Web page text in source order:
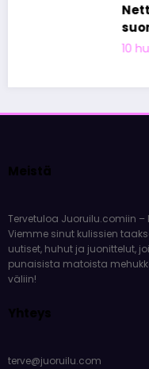
suomalaiset
10 huhtikuun, 2026
Meistä
Tervetuloa Juoruilu.comiin
Viemme sinut kulissien
uutiset, huhut ja juonittelut,
punaisista matoista
väliin!
Yhteys
terve@juoruilu.com